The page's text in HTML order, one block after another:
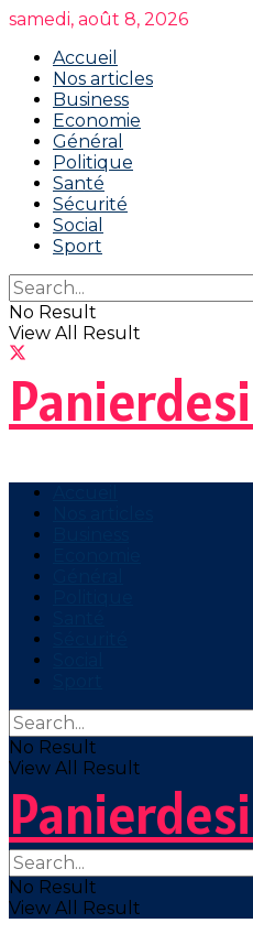
samedi, août 8, 2026
Accueil
Nos articles
Business
Economie
Général
Politique
Santé
Sécurité
Social
Sport
No Result
View All Result
No Result
View All Result
No Result
View All Result